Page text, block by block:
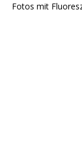
Fotos mit